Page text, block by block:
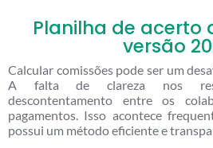
Planilha de acerto
versão
Calcular comissões pode ser um
A falta de clareza nos
descontentamento entre os
pagamentos. Isso acontece
possui um método eficiente e